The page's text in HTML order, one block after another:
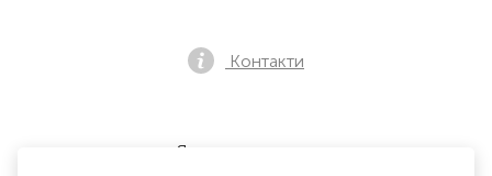
Контакти
Як купити квиток